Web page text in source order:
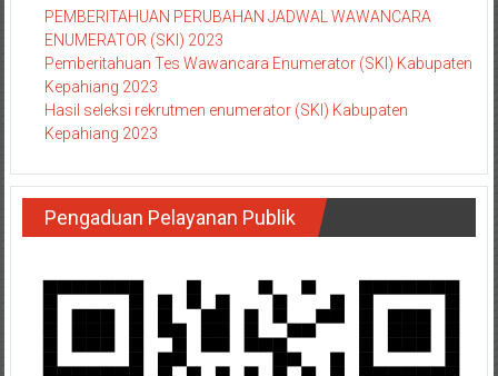
PEMBERITAHUAN PERUBAHAN JADWAL WAWANCARA
ENUMERATOR (SKI) 2023
Pemberitahuan Tes Wawancara Enumerator (SKI) Kabupaten
Kepahiang 2023
Hasil seleksi rekrutmen enumerator (SKI) Kabupaten
Kepahiang 2023
Pengaduan Pelayanan Publik